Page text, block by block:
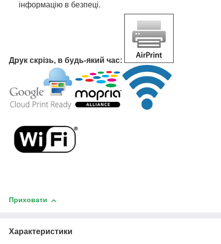
інформацію в безпеці.
Друк скрізь, в будь-який час:
Приховати
Характеристики